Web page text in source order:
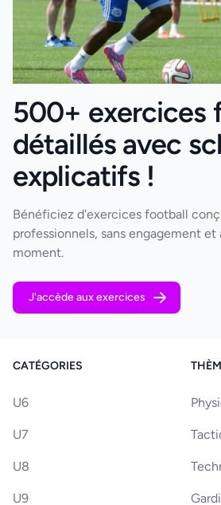
500+ exercices
détaillés avec
explicatifs !
Bénéficiez d'exercices football
professionnels, sans engagement
moment.
J'accède aux exercices
CATÉGORIES
U6
U7
U8
U9